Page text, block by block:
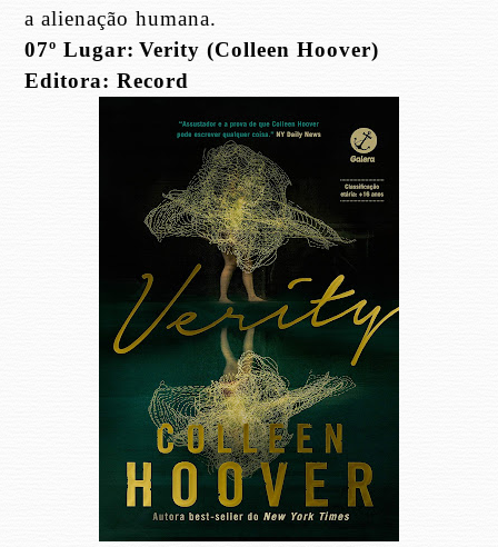
a alienação humana.
07º Lugar: Verity (Colleen Hoover)
Editora: Record